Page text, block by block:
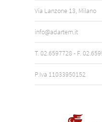
Via Lanzone 13, Milano
info@adartem.it
T. 02.6597728 - F.
P.Iva 11033950152